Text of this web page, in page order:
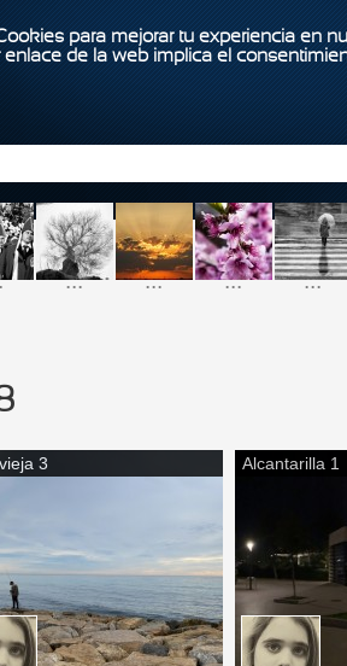
para mejorar tu experiencia en
enlace de la web implica el
... ... ... ...
3 Alcantarilla 1